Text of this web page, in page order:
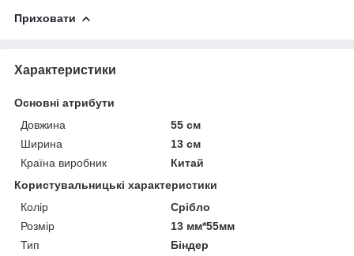
Приховати
Характеристики
Основні атрибути
Довжина
55 см
Ширина
13 см
Країна виробник
Китай
Користувальницькі характеристики
Колір
Срібло
Розмір
13 мм*55мм
Тип
Біндер